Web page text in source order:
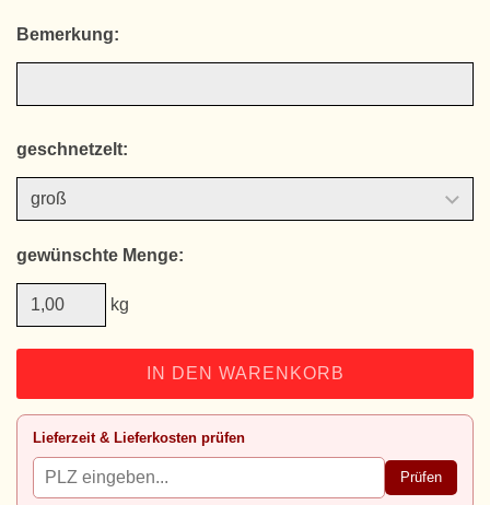
Bemerkung:
geschnetzelt:
gewünschte Menge:
kg
IN DEN WARENKORB
Lieferzeit & Lieferkosten prüfen
Prüfen